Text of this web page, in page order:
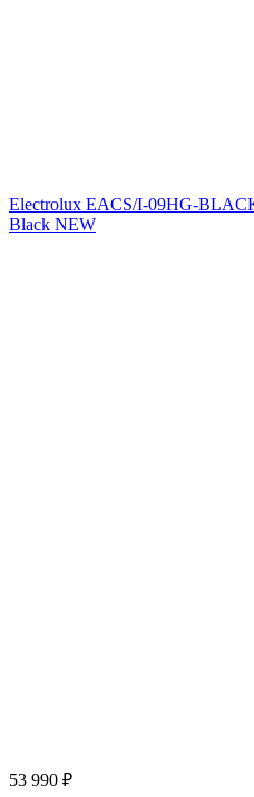
Electrolux EACS/I-09HG-
Black NEW
53 990 ₽